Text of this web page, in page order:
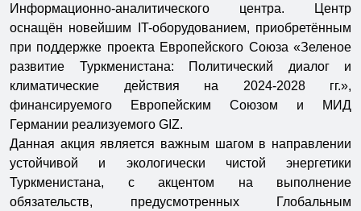
Информационно-аналитического центра. Центр
оснащён новейшим IT-оборудованием, приобретённым
при поддержке проекта Европейского Союза «Зеленое
развитие Туркменистана: Политический диалог и
климатические действия на 2024-2028 гг.»,
финансируемого Европейским Союзом и МИД
Германии реализуемого GIZ.
Данная акция является важным шагом в направлении
устойчивой и экологически чистой энергетики
Туркменистана, с акцентом на выполнение
обязательств, предусмотренных Глобальным